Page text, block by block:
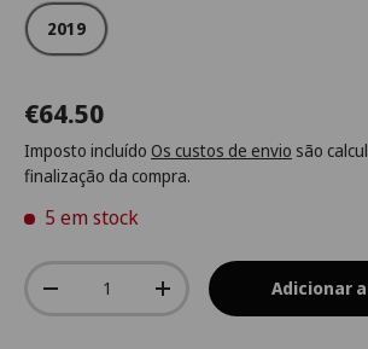
2019
€64.50
Imposto incluído Os custos de envio são
finalização da compra.
5 em stock
Qtd.
-
+ Adicionar